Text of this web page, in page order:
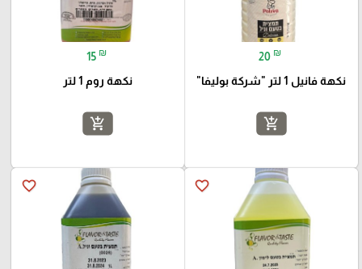
20 ₪
نكهة فانيل 1 لتر "شركة بوليفا"
add_shopping_cart
15 ₪
نكهة روم 1 لتر
add_shopping_cart
favorite_border
favorite_border